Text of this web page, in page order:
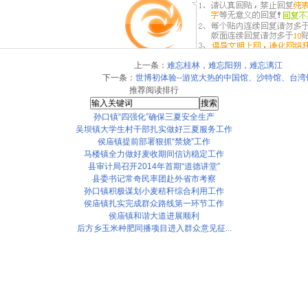
上一条：难忘桂林，难忘阳朔，难忘漓江
下一条：世博初体验--游览大热的中国馆、沙特馆、台湾
推荐阅读排行
孙口镇“四强化”确保三夏安全生产
吴坝镇大学生村干部扎实做好三夏服务工作
侯庙镇提前部署狠抓“禁烧”工作
马楼镇全力做好麦收期间信访稳定工作
县审计局召开2014年首期“道德讲堂”
县委书记常奇民率团赴外省市考察
孙口镇积极谋划小麦秸秆综合利用工作
侯庙镇扎实完成群众路线第一环节工作
侯庙镇和谐大道进展顺利
后方乡玉米种肥同播项目进入群众意见征...